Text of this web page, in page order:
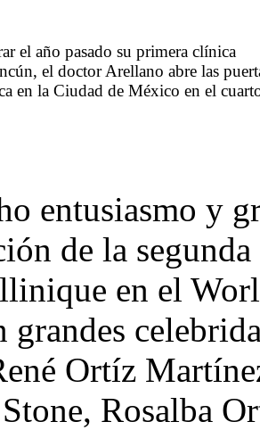
el año pasado su primera clínica
el doctor Arellano abre las
en la Ciudad de México en el
entusiasmo y
de la
en el
grandes
Ortíz
Rosalba